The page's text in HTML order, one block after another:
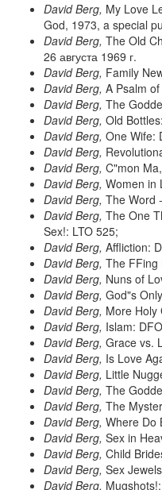
David Berg, My Love
God, 1973, a special
David Berg, The Old
26 августа 1969 г.
David Berg, Family
David Berg, A Psalm
David Berg, The
David Berg, Old
David Berg, One Wife:
David Berg,
David Berg, C"mon
David Berg, Women in
David Berg, The Word
David Berg, The One
Sex!: LTO 525;
David Berg, Affliction:
David Berg, The FFing
David Berg, Nuns of
David Berg, God"s
David Berg, More Holy
David Berg, Islam:
David Berg, Grace vs.
David Berg, Is Love
David Berg, Little
David Berg, The
David Berg, The
David Berg, Where Do
David Berg, Sex in
David Berg, Child
David Berg, Sex
David Berg,